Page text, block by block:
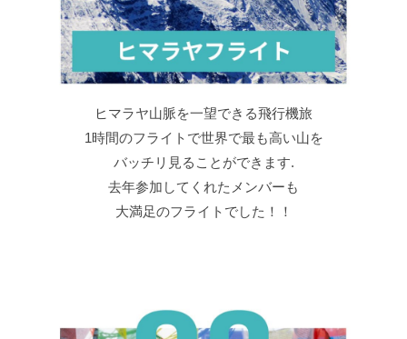
ヒマラヤ山脈を一望できる飛行機旅
1時間のフライトで世界で最も高い山を
バッチリ見ることができます.
去年参加してくれたメンバーも
大満足のフライトでした！！